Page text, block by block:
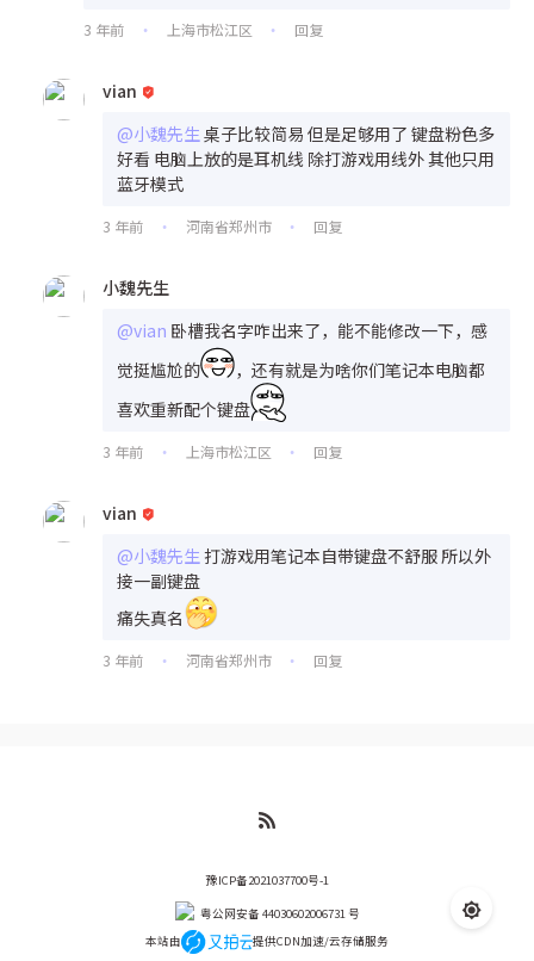
3 年前 • 上海市松江区 • 回复
vian
@小魏先生 桌子比较简易 但是足够用了 键盘粉色多
好看 电脑上放的是耳机线 除打游戏用线外 其他只用
蓝牙模式
3 年前 • 河南省郑州市 • 回复
小魏先生
@vian 卧槽我名字咋出来了，能不能修改一下，感
觉挺尴尬的
，还有就是为啥你们笔记本电脑都
喜欢重新配个键盘
3 年前 • 上海市松江区 • 回复
vian
@小魏先生 打游戏用笔记本自带键盘不舒服 所以外
接一副键盘
痛失真名
3 年前 • 河南省郑州市 • 回复
豫ICP备2021037700号-1
粤公网安备 44030602006731 号
本站由
提供CDN加速/云存储服务